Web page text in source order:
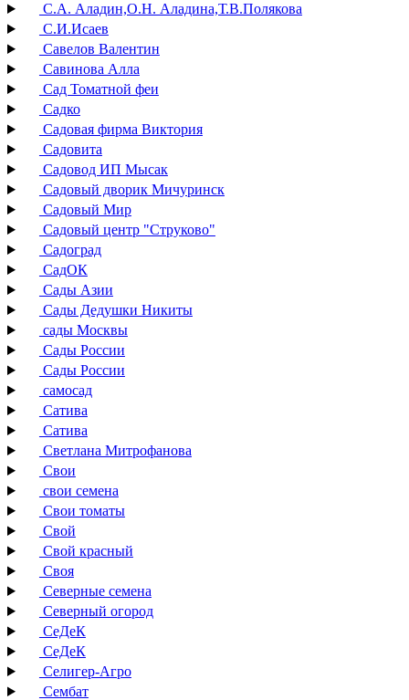
С.А. Аладин,О.Н. Аладина,Т.В.Полякова
С.И.Исаев
Савелов Валентин
Савинова Алла
Сад Томатной феи
Садко
Садовая фирма Виктория
Садовита
Садовод ИП Мысак
Садовый дворик Мичуринск
Садовый Мир
Садовый центр "Струково"
Садоград
СадОК
Сады Азии
Сады Дедушки Никиты
сады Москвы
Сады России
Сады России
самосад
Сатива
Сатива
Светлана Митрофанова
Свои
свои семена
Свои томаты
Свой
Свой красный
Своя
Северные семена
Северный огород
СеДеК
СеДеК
Селигер-Агро
Сембат